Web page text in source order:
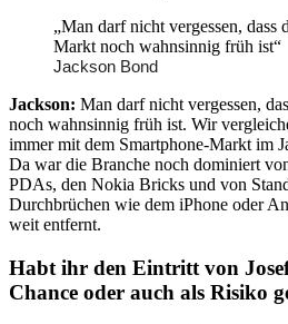
„Man darf nicht vergessen, dass
Markt noch wahnsinnig früh ist“
Jackson Bond
Jackson: Man darf nicht vergessen,
noch wahnsinnig früh ist. Wir
immer mit dem Smartphone-Markt im
Da war die Branche noch dominiert
PDAs, den Nokia Bricks und von
Durchbrüchen wie dem iPhone oder
weit entfernt.
Habt ihr den Eintritt von
Chance oder auch als Risiko